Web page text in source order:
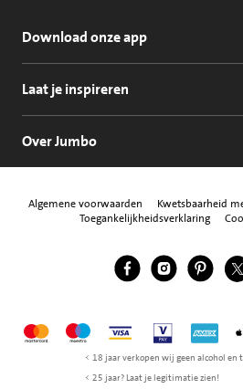
Download onze app
Laat je inspireren
Over Jumbo
Algemene voorwaarden Kwetsbaarheid
Toegankelijkheidsverklaring
Volg ons
Jumbo Facebook
JumboJumbo
MastercardMaestroVisa Vpay
< 18 jaar verkopen wij geen alcohol en
< 25 jaar? Laat je legitimatie zien!